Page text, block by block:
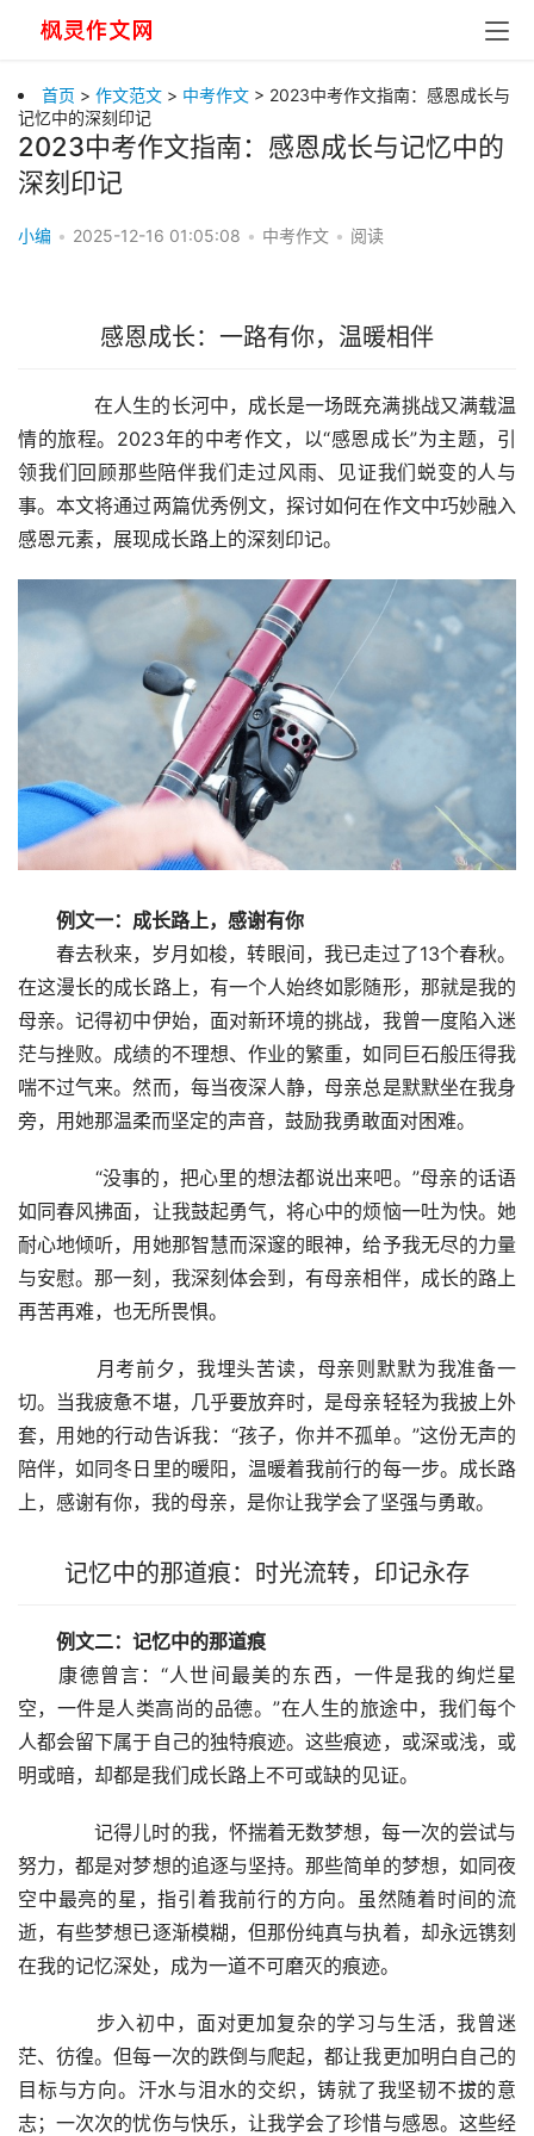
首页 > 作文范文 > 中考作文 > 2023中考作文指南：感恩成长与
记忆中的深刻印记
2023中考作文指南：感恩成长与记忆中的
深刻印记
小编 • 2025-12-16 01:05:08 • 中考作文 • 阅读
感恩成长：一路有你，温暖相伴
在人生的长河中，成长是一场既充满挑战又满载温
情的旅程。2023年的中考作文，以“感恩成长”为主题，引
领我们回顾那些陪伴我们走过风雨、见证我们蜕变的人与
事。本文将通过两篇优秀例文，探讨如何在作文中巧妙融入
感恩元素，展现成长路上的深刻印记。
例文一：成长路上，感谢有你
春去秋来，岁月如梭，转眼间，我已走过了13个春秋。
在这漫长的成长路上，有一个人始终如影随形，那就是我的
母亲。记得初中伊始，面对新环境的挑战，我曾一度陷入迷
茫与挫败。成绩的不理想、作业的繁重，如同巨石般压得我
喘不过气来。然而，每当夜深人静，母亲总是默默坐在我身
旁，用她那温柔而坚定的声音，鼓励我勇敢面对困难。
“没事的，把心里的想法都说出来吧。”母亲的话语
如同春风拂面，让我鼓起勇气，将心中的烦恼一吐为快。她
耐心地倾听，用她那智慧而深邃的眼神，给予我无尽的力量
与安慰。那一刻，我深刻体会到，有母亲相伴，成长的路上
再苦再难，也无所畏惧。
月考前夕，我埋头苦读，母亲则默默为我准备一
切。当我疲惫不堪，几乎要放弃时，是母亲轻轻为我披上外
套，用她的行动告诉我：“孩子，你并不孤单。”这份无声的
陪伴，如同冬日里的暖阳，温暖着我前行的每一步。成长路
上，感谢有你，我的母亲，是你让我学会了坚强与勇敢。
记忆中的那道痕：时光流转，印记永存
例文二：记忆中的那道痕
康德曾言：“人世间最美的东西，一件是我的绚烂星
空，一件是人类高尚的品德。”在人生的旅途中，我们每个
人都会留下属于自己的独特痕迹。这些痕迹，或深或浅，或
明或暗，却都是我们成长路上不可或缺的见证。
记得儿时的我，怀揣着无数梦想，每一次的尝试与
努力，都是对梦想的追逐与坚持。那些简单的梦想，如同夜
空中最亮的星，指引着我前行的方向。虽然随着时间的流
逝，有些梦想已逐渐模糊，但那份纯真与执着，却永远镌刻
在我的记忆深处，成为一道不可磨灭的痕迹。
步入初中，面对更加复杂的学习与生活，我曾迷
茫、彷徨。但每一次的跌倒与爬起，都让我更加明白自己的
目标与方向。汗水与泪水的交织，铸就了我坚韧不拔的意
志；一次次的忧伤与快乐，让我学会了珍惜与感恩。这些经